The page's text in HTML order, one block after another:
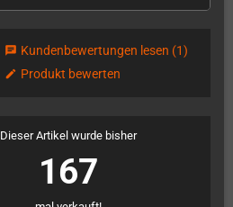
chat Kundenbewertungen lesen (1)
edit Produkt bewerten
Dieser Artikel wurde bisher
167